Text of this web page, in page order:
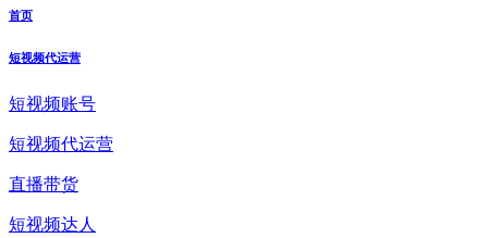
首页
短视频代运营
短视频账号
短视频代运营
直播带货
短视频达人